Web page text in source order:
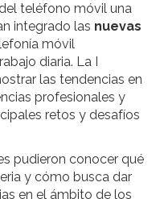
teléfono móvil una
integrado las nuevas
móvil
diaria. La I
las tendencias en
profesionales y
retos y desafíos
pudieron conocer qué
y cómo busca dar
en el ámbito de los